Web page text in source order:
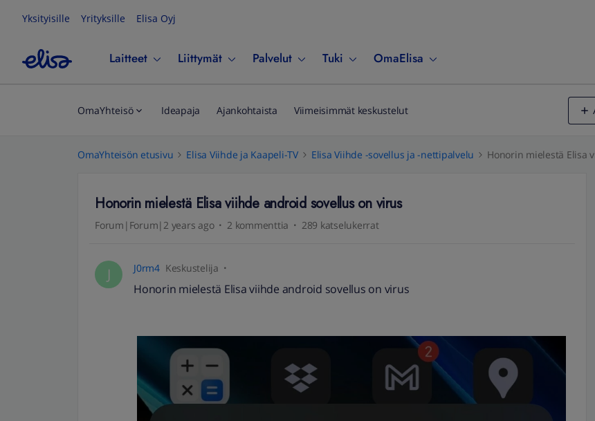
Yksityisille Yrityksille Elisa Oyj
Laitteet Liittymät Palvelut Tuki OmaElisa
OmaYhteisö Ideapaja Ajankohtaista Viimeisimmät keskustelut
OmaYhteisön etusivu Elisa Viihde ja Kaapeli-TV Elisa Viihde -sovellus ja -nettipalvelu Honorin mielestä Elisa
Honorin mielestä Elisa viihde android sovellus on virus
Forum|Forum|2 years ago 2 kommenttia 289 katselukerrat
J J0rm4 Keskustelija
Honorin mielestä Elisa viihde android sovellus on virus